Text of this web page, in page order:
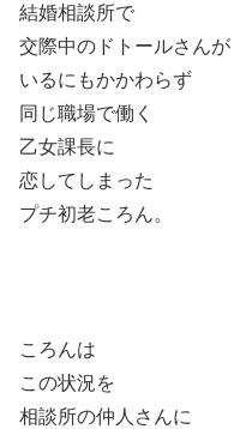
結婚相談所で
交際中のドトールさんが
いるにもかかわらず
同じ職場で働く
乙女課長に
恋してしまった
プチ初老ころん。
ころんは
この状況を
相談所の仲人さんに